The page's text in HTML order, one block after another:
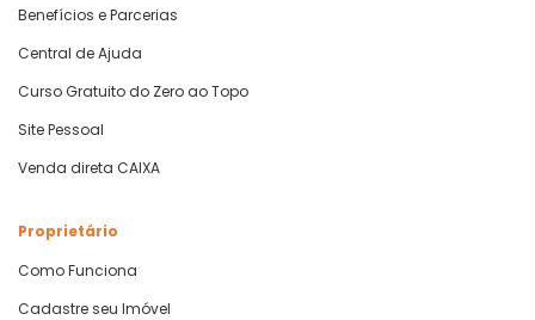
Benefícios e Parcerias
Central de Ajuda
Curso Gratuito do Zero ao Topo
Site Pessoal
Venda direta CAIXA
Proprietário
Como Funciona
Cadastre seu Imóvel